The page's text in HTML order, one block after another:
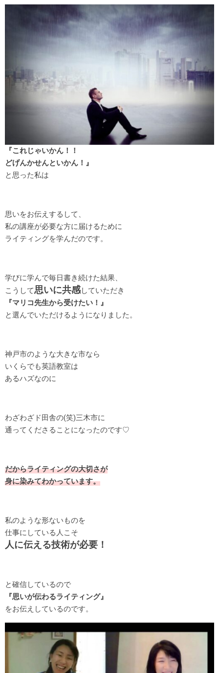
『これじゃいかん！！
どげんかせんといかん！』
と思った私は
思いをお伝えするして、
私の講座が必要な方に届けるために
ライティングを学んだのです。
学びに学んで毎日書き続けた結果、
こうして思いに共感していただき
『マリコ先生から受けたい！』
と選んでいただけるようになりました。
神戸市のような大きな市なら
いくらでも英語教室は
あるハズなのに
わざわざド田舎の(笑)三木市に
通ってくださることになったのです♡
だからライティングの大切さが
身に染みてわかっています。
私のような形ないものを
仕事にしている人こそ
人に伝える技術が必要！
と確信しているので
『思いが伝わるライティング』
をお伝えしているのです。